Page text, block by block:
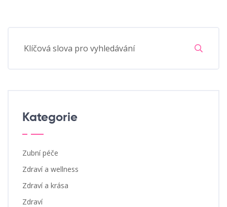
Kategorie
Zubní péče
Zdraví a wellness
Zdraví a krása
Zdraví